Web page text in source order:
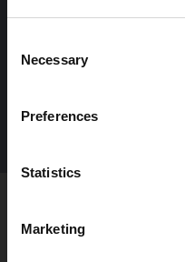
Selection
Necessary
Preferences
Statistics
Marketing
från gång till
veteranfordon